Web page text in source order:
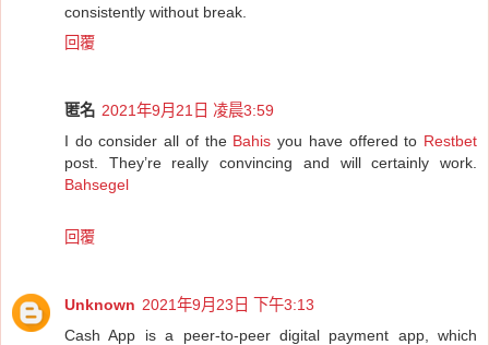
consistently without break.
回覆
匿名 2021年9月21日 凌晨3:59
I do consider all of the Bahis you have offered to Restbet
post. They’re really convincing and will certainly work.
Bahsegel
回覆
Unknown 2021年9月23日 下午3:13
Cash App is a peer-to-peer digital payment app, which